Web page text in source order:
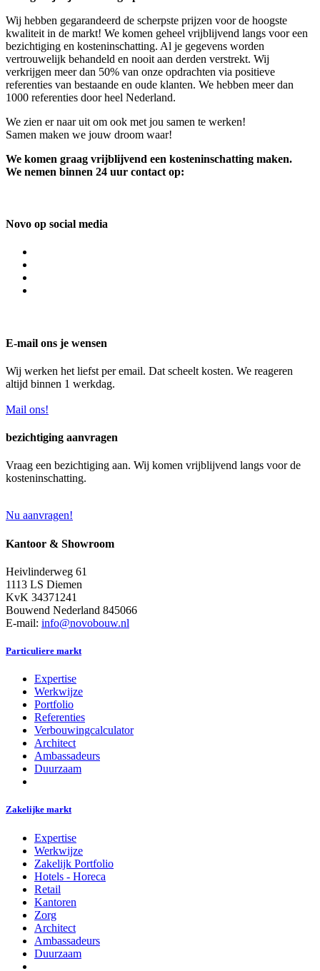
Wij hebben gegarandeerd de scherpste prijzen voor de hoogste
kwaliteit in de markt! We komen geheel vrijblijvend langs voor een
bezichtiging en kosteninschatting. Al je gegevens worden
vertrouwelijk behandeld en nooit aan derden verstrekt. Wij
verkrijgen meer dan 50% van onze opdrachten via positieve
referenties van bestaande en oude klanten. We hebben meer dan
1000 referenties door heel Nederland.
We zien er naar uit om ook met jou samen te werken!
Samen maken we jouw droom waar!
We komen graag vrijblijvend een kosteninschatting maken.
We nemen binnen 24 uur contact op:
Novo op social media
E-mail ons je wensen
Wij werken het liefst per email. Dat scheelt kosten. We reageren
altijd binnen 1 werkdag.
Mail ons!
bezichtiging aanvragen
Vraag een bezichtiging aan. Wij komen vrijblijvend langs voor de
kosteninschatting.
Nu aanvragen!
Kantoor & Showroom
Heivlinderweg 61
1113 LS Diemen
KvK 34371241
Bouwend Nederland 845066
E-mail: info@novobouw.nl
Particuliere markt
Expertise
Werkwijze
Portfolio
Referenties
Verbouwingcalculator
Architect
Ambassadeurs
Duurzaam
Zakelijke markt
Expertise
Werkwijze
Zakelijk Portfolio
Hotels - Horeca
Retail
Kantoren
Zorg
Architect
Ambassadeurs
Duurzaam